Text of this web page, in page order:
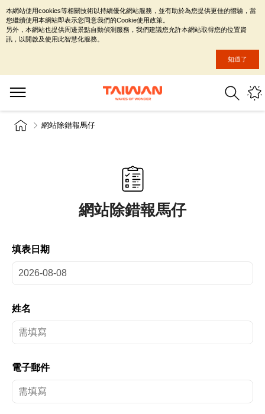
網站除錯報馬仔
網站除錯報馬仔
填表日期
姓名
電子郵件
本網站使用cookies等相關技術以持續優化網站服務，並有助於為您提供更佳的體驗，當
您繼續使用本網站即表示您同意我們的Cookie使用政策。
另外，本網站也提供周邊景點自動偵測服務，我們建議您允許本網站取得您的位置資
訊，以開啟及使用此智慧化服務。
知道了